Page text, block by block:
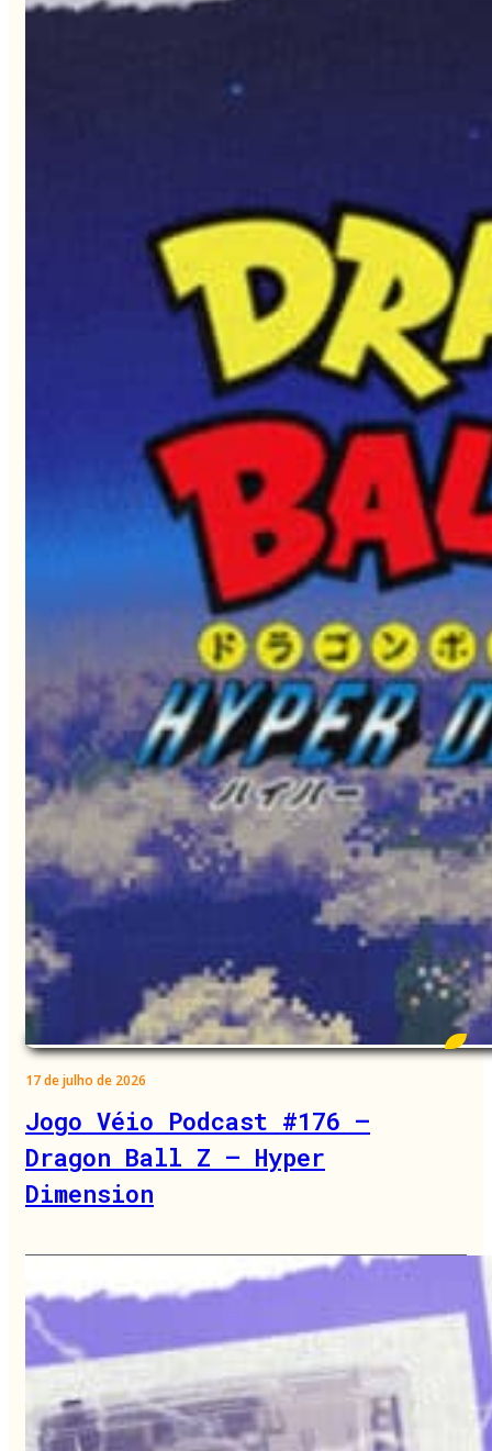
17 de julho de 2026
Jogo Véio Podcast #176 –
Dragon Ball Z – Hyper
Dimension